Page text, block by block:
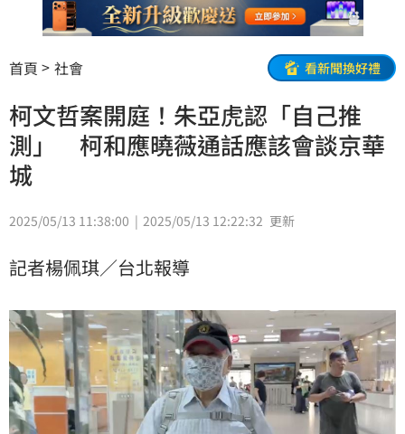
首頁 社會 看新聞換好禮
柯文哲案開庭！朱亞虎認「自己推
測」 柯和應曉薇通話應該會談京華
城
2025/05/13 11:38:00 2025/05/13 12:22:32 更新
記者楊佩琪／台北報導